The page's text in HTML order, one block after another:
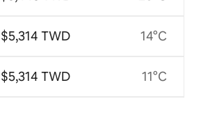
$5,314 TWD
$5,314 TWD
14°C
11°C